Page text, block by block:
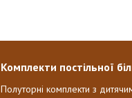
Комплекти постільної
Полуторні комплекти з